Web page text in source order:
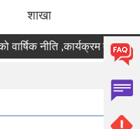
शाखा
नीति ,कार्यक्रम तथा बजेट